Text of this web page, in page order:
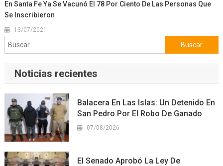
En Santa Fe Ya Se Vacunó El 78 Por Ciento De Las Personas Que
Se Inscribieron
13/07/2021
Buscar:
Noticias recientes
Balacera En Las Islas: Un Detenido En
San Pedro Por El Robo De Ganado
07/08/2026
El Senado Aprobó La Ley De